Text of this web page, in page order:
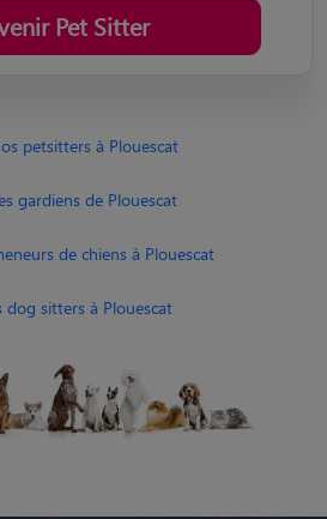
Pet Sitter
petsitters à Plouescat
gardiens de Plouescat
de chiens à Plouescat
dog sitters à Plouescat